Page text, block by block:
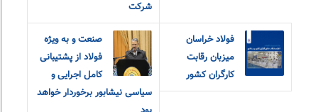
شرکت
فولاد خراسان
میزبان رقابت
کارگران کشور
صنعت و به ویژه
فولاد از پشتیبانی
کامل اجرایی و
سیاسی نیشابور برخوردار خواهد